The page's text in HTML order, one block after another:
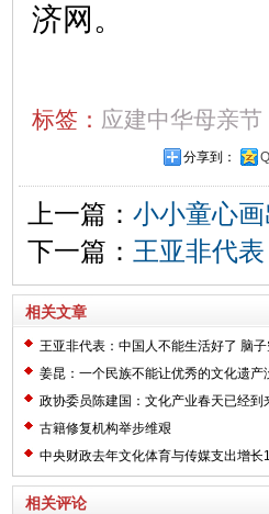
济网。
标签： 应建中华母亲节
分享到：
上一篇： 小小童心画
下一篇： 王亚非代
相关文章
王亚非代表：中国人不能生活好了 脑子
姜昆：一个民族不能让优秀的文化遗产
政协委员陈建国：文化产业春天已经到
古籍修复机构举步维艰
中央财政去年文化体育与传媒支出增长
相关评论